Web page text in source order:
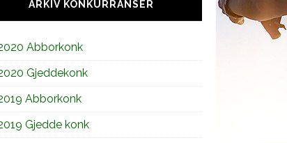
ARKIV KONKURRANSER
Abborkonk
Gjeddekonk
Abborkonk
Gjedde konk